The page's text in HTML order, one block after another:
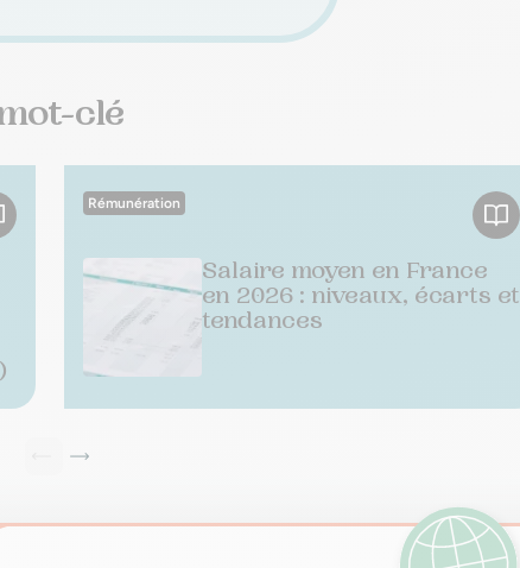
clé
Rémunération
Salaire moyen en France
en 2026 : niveaux, écarts et
tendances